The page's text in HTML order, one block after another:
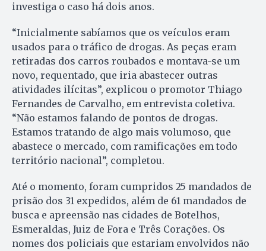
investiga o caso há dois anos.
“Inicialmente sabíamos que os veículos eram
usados para o tráfico de drogas. As peças eram
retiradas dos carros roubados e montava-se um
novo, requentado, que iria abastecer outras
atividades ilícitas”, explicou o promotor Thiago
Fernandes de Carvalho, em entrevista coletiva.
“Não estamos falando de pontos de drogas.
Estamos tratando de algo mais volumoso, que
abastece o mercado, com ramificações em todo
território nacional”, completou.
Até o momento, foram cumpridos 25 mandados de
prisão dos 31 expedidos, além de 61 mandados de
busca e apreensão nas cidades de Botelhos,
Esmeraldas, Juiz de Fora e Três Corações. Os
nomes dos policiais que estariam envolvidos não